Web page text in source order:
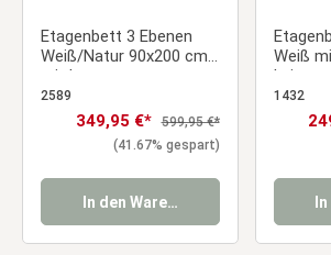
Etagenbett 3 Ebenen
Weiß/Natur 90x200 cm
mit Lattenrost
2589
Verkaufspreis:
349,95 €* Regulärer Preis:
599,95 €*
(41.67% gespart)
In den Warenkorb
Weiß
Leiter –
1432